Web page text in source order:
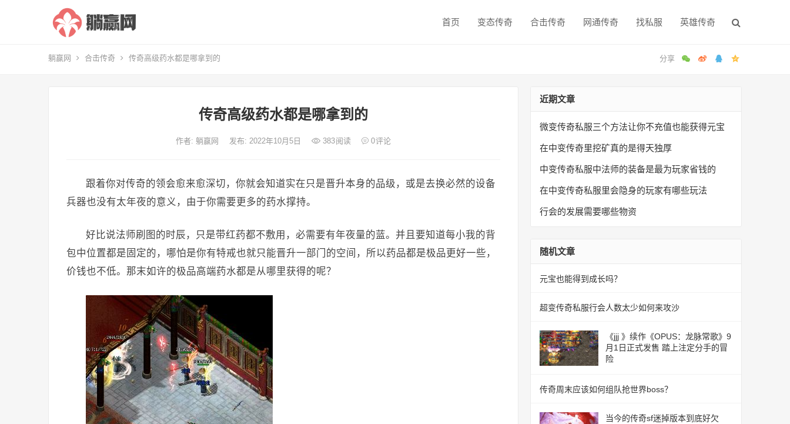
首页 变态传奇 合击传奇 网通传奇 找私服 英雄传奇
躺赢网 合击传奇 传奇高级药水都是哪拿到的
传奇高级药水都是哪拿到的
作者: 躺赢网 发布: 2022年10月5日 383阅读 0评论
跟着你对传奇的领会愈来愈深切，你就会知道实在只是晋升本身的品级，或是去换必然的设备
兵器也没有太年夜的意义，由于你需要更多的药水撑持。
好比说法师刷图的时辰，只是带红药都不敷用，必需要有年夜量的蓝。并且要知道每小我的背
包中位置都是固定的，哪怕是你有特戒也就只能晋升一部门的空间，所以药品都是极品更好一些，
价钱也不低。那末如许的极品高端药水都是从哪里获得的呢？
近期文章
微变传奇私服三个方法让你不充值也能获得元宝
在中变传奇里挖矿真的是得天独厚
中变传奇私服中法师的装备是最为玩家省钱的
在中变传奇私服里会隐身的玩家有哪些玩法
行会的发展需要哪些物资
随机文章
元宝也能得到成长吗？
超变传奇私服行会人数太少如何来攻沙
《jjj 》续作《OPUS：龙脉常歌》9
月1日正式发售 踏上注定分手的冒
险
传奇周末应该如何组队抢世界boss？
当今的传奇sf迷掉版本到底好欠